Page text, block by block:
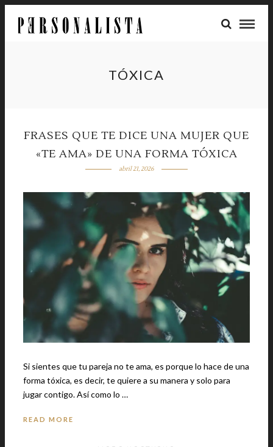
TÓXICA
FRASES QUE TE DICE UNA MUJER QUE
«TE AMA» DE UNA FORMA TÓXICA
abril 21, 2026
Si sientes que tu pareja no te ama, es porque lo hace de una
forma tóxica, es decir, te quiere a su manera y solo para
jugar contigo. Así como lo …
READ MORE